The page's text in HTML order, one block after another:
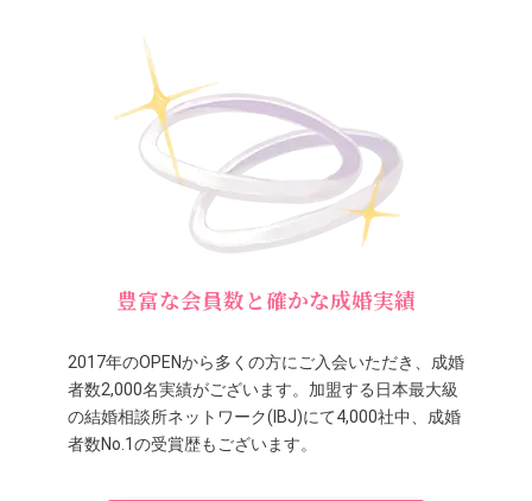
豊富な会員数と確かな成婚実績
2017年のOPENから多くの方にご入会いただき、成婚
者数2,000名実績がございます。加盟する日本最大級
の結婚相談所ネットワーク(IBJ)にて4,000社中、成婚
者数No.1の受賞歴もございます。